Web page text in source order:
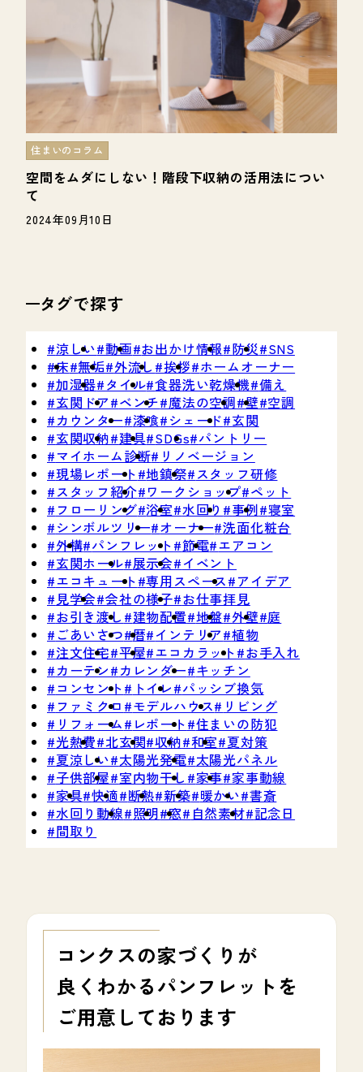
空間をムダにしない！階段下収納の活用法につい
て
住まいのコラム
2024年09月10日
タグで探す
涼しい 動画 お出かけ情報 防災 SNS
床 無垢 外流し 挨拶 ホームオーナー
加湿器 タイル 食器洗い乾燥機 備え
玄関ドア ベンチ 魔法の空調 壁 空調
カウンター 漆喰 シェード 玄関
玄関収納 建具 SDGs パントリー
マイホーム診断
リノベージョン
現場レポート 地鎮祭 スタッフ研修
スタッフ紹介 ワークショップ ペット
フローリング 浴室 水回り 事例 寝室
シンボルツリー オーナー 洗面化粧台
外構 パンフレット 節電 エアコン
玄関ホール 展示会 イベント
エコキュート 専用スペース
アイデア
見学会 会社の様子 お仕事拝見
お引き渡し
建物配置 地盤 外壁 庭
ごあいさつ 暦 インテリア 植物
注文住宅 平屋 エコカラット
お手入れ
カーテン
カレンダー キッチン
コンセント
トイレ
パッシブ換気
ファミクロ
モデルハウス
リビング
リフォーム
レポート 住まいの防犯
光熱費 北玄関 収納 和室 夏対策
夏涼しい 太陽光発電 太陽光パネル
子供部屋 室内物干し 家事 家事動線
家具 快適 断熱 新築 暖かい 書斎
水回り動線 照明 窓 自然素材 記念日
間取り
コンクスの家づくりが
良くわかるパンフレットを
ご用意しております